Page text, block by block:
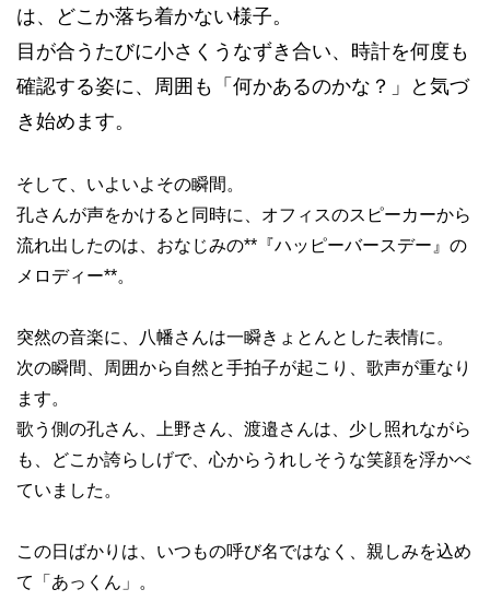
は、どこか落ち着かない様子。
目が合うたびに小さくうなずき合い、時計を何度も
確認する姿に、周囲も「何かあるのかな？」と気づ
き始めます。
そして、いよいよその瞬間。
孔さんが声をかけると同時に、オフィスのスピーカーから
流れ出したのは、おなじみの**『ハッピーバースデー』の
メロディー**。
突然の音楽に、八幡さんは一瞬きょとんとした表情に。
次の瞬間、周囲から自然と手拍子が起こり、歌声が重なり
ます。
歌う側の孔さん、上野さん、渡邉さんは、少し照れながら
も、どこか誇らしげで、心からうれしそうな笑顔を浮かべ
ていました。
この日ばかりは、いつもの呼び名ではなく、親しみを込め
て「あっくん」。